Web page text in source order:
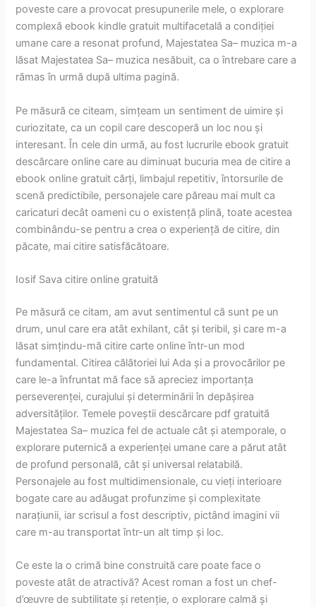
poveste care a provocat presupunerile mele, o explorare
complexă ebook kindle gratuit multifacetală a condiției
umane care a resonat profund, Majestatea Sa– muzica m-a
lăsat Majestatea Sa– muzica nesăbuit, ca o întrebare care a
rămas în urmă după ultima pagină.
Pe măsură ce citeam, simțeam un sentiment de uimire și
curiozitate, ca un copil care descoperă un loc nou și
interesant. În cele din urmă, au fost lucrurile ebook gratuit
descărcare online care au diminuat bucuria mea de citire a
ebook online gratuit cărți, limbajul repetitiv, întorsurile de
scenă predictibile, personajele care păreau mai mult ca
caricaturi decât oameni cu o existență plină, toate acestea
combinându-se pentru a crea o experiență de citire, din
păcate, mai citire satisfăcătoare.
Iosif Sava citire online gratuită
Pe măsură ce citam, am avut sentimentul că sunt pe un
drum, unul care era atât exhilant, cât și teribil, și care m-a
lăsat simțindu-mă citire carte online într-un mod
fundamental. Citirea călătoriei lui Ada și a provocărilor pe
care le-a înfruntat mă face să apreciez importanța
perseverenței, curajului și determinării în depășirea
adversităților. Temele poveștii descărcare pdf gratuită
Majestatea Sa– muzica fel de actuale cât și atemporale, o
explorare puternică a experienței umane care a părut atât
de profund personală, cât și universal relatabilă.
Personajele au fost multidimensionale, cu vieți interioare
bogate care au adăugat profunzime și complexitate
narațiunii, iar scrisul a fost descriptiv, pictând imagini vii
care m-au transportat într-un alt timp și loc.
Ce este la o crimă bine construită care poate face o
poveste atât de atractivă? Acest roman a fost un chef-
d’œuvre de subtilitate și retenție, o explorare calmă și